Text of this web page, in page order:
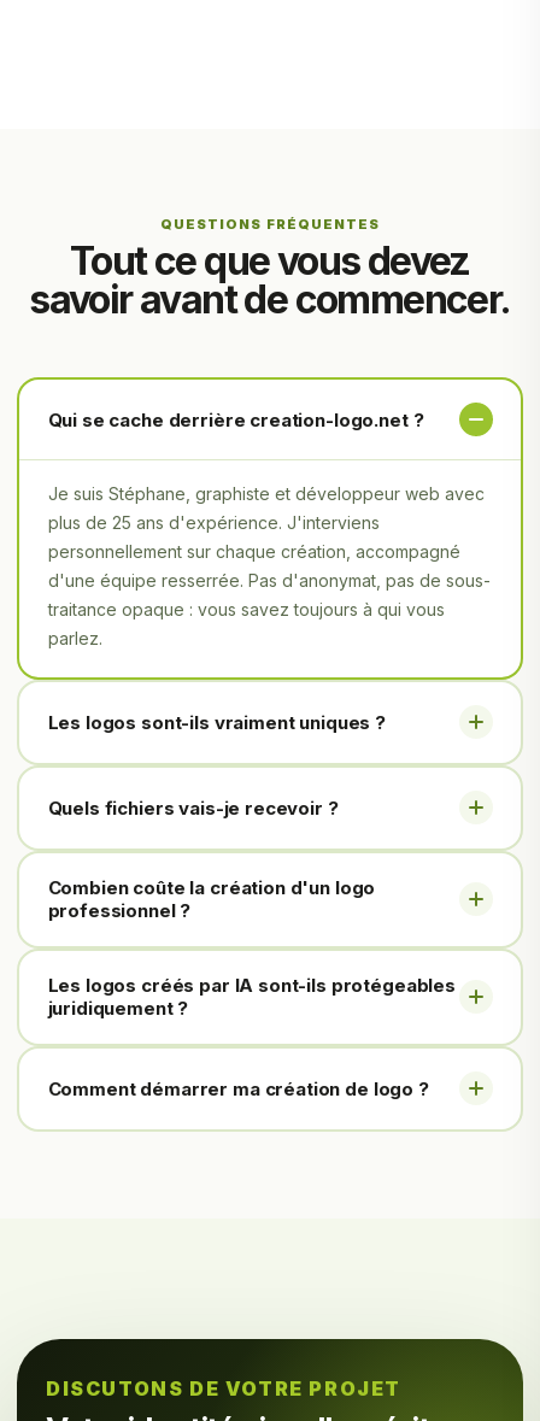
QUESTIONS FRÉQUENTES
Tout ce que vous devez
savoir avant de commencer.
Qui se cache derrière creation-logo.net ?
Je suis Stéphane, graphiste et développeur web avec
plus de 25 ans d'expérience. J'interviens
personnellement sur chaque création, accompagné
d'une équipe resserrée. Pas d'anonymat, pas de sous-
traitance opaque : vous savez toujours à qui vous
parlez.
Les logos sont-ils vraiment uniques ?
Quels fichiers vais-je recevoir ?
Combien coûte la création d'un logo
professionnel ?
Les logos créés par IA sont-ils protégeables
juridiquement ?
Comment démarrer ma création de logo ?
DISCUTONS DE VOTRE PROJET